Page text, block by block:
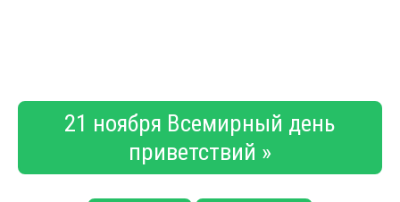
21 ноября Всемирный день
приветствий »